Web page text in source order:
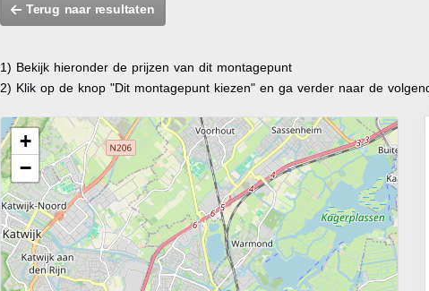
Terug naar resultaten
1) Bekijk hieronder de prijzen van dit montagepunt
2) Klik op de knop "Dit montagepunt kiezen" en ga verder naar de
+
−